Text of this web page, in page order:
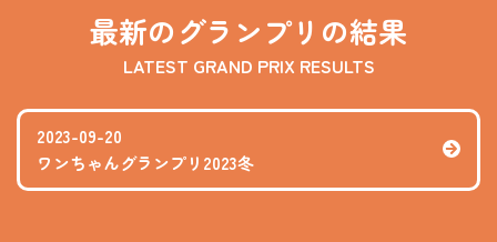
最新のグランプリの結果
LATEST GRAND PRIX RESULTS
2023-09-20
ワンちゃんグランプリ2023冬